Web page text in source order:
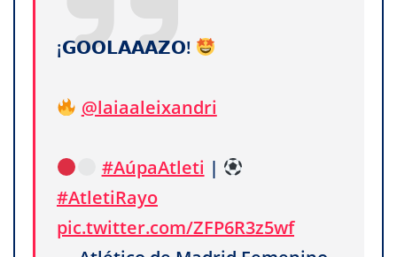
¡𝗚𝗢𝗢𝗟𝗔𝗔𝗔𝗭𝗢!
@laiaaleixandri
#AúpaAtleti |
#AtletiRayo
pic.twitter.com/ZFP6R3z5wf